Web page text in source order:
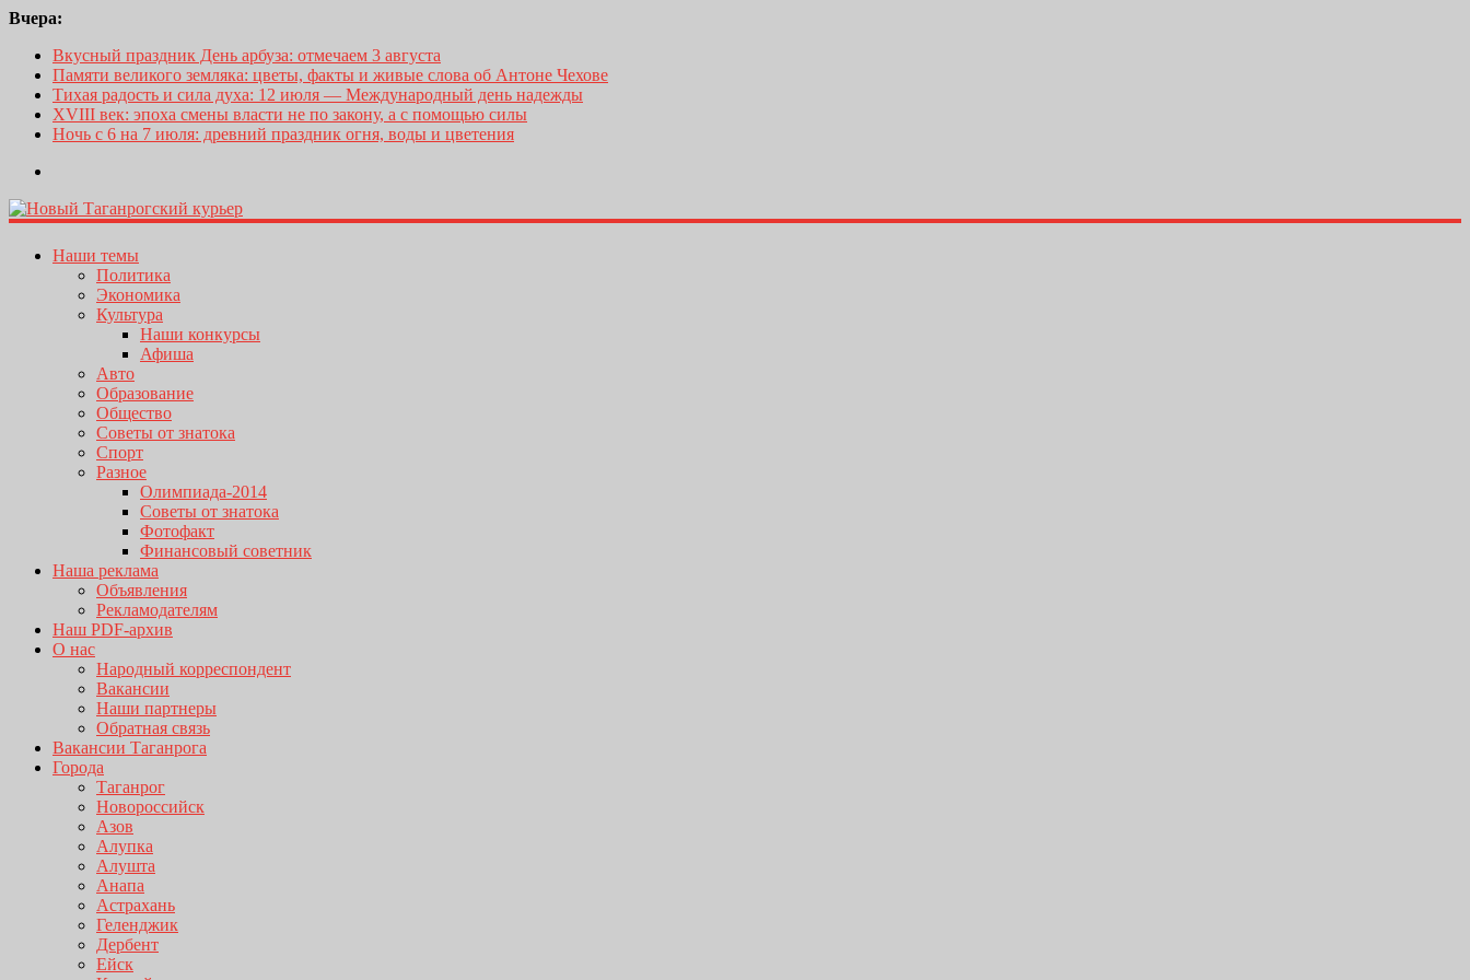
Вчера:
Вкусный праздник День арбуза: отмечаем 3 августа
Памяти великого земляка: цветы, факты и живые слова об Антоне Чехове
Тихая радость и сила духа: 12 июля — Международный день надежды
XVIII век: эпоха смены власти не по закону, а с помощью силы
Ночь с 6 на 7 июля: древний праздник огня, воды и цветения
Наши темы
Политика
Экономика
Культура
Наши конкурсы
Афиша
Авто
Образование
Общество
Советы от знатока
Спорт
Разное
Олимпиада-2014
Советы от знатока
Фотофакт
Финансовый советник
Наша реклама
Объявления
Рекламодателям
Наш PDF-архив
О нас
Народный корреспондент
Вакансии
Наши партнеры
Обратная связь
Вакансии Таганрога
Города
Таганрог
Новороссийск
Азов
Алупка
Алушта
Анапа
Астрахань
Геленджик
Дербент
Ейск